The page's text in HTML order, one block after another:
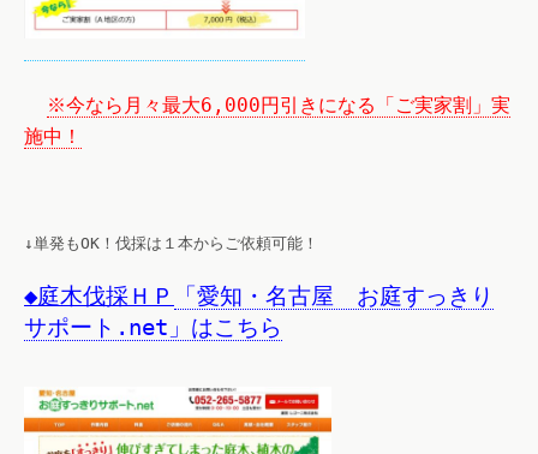
※今なら月々最大6,000円引きになる「ご実家割」実
施中！
↓単発もOK！伐採は１本からご依頼可能！
◆庭木伐採ＨＰ
「愛知・名古屋 お庭すっきり
サポート.net」はこちら